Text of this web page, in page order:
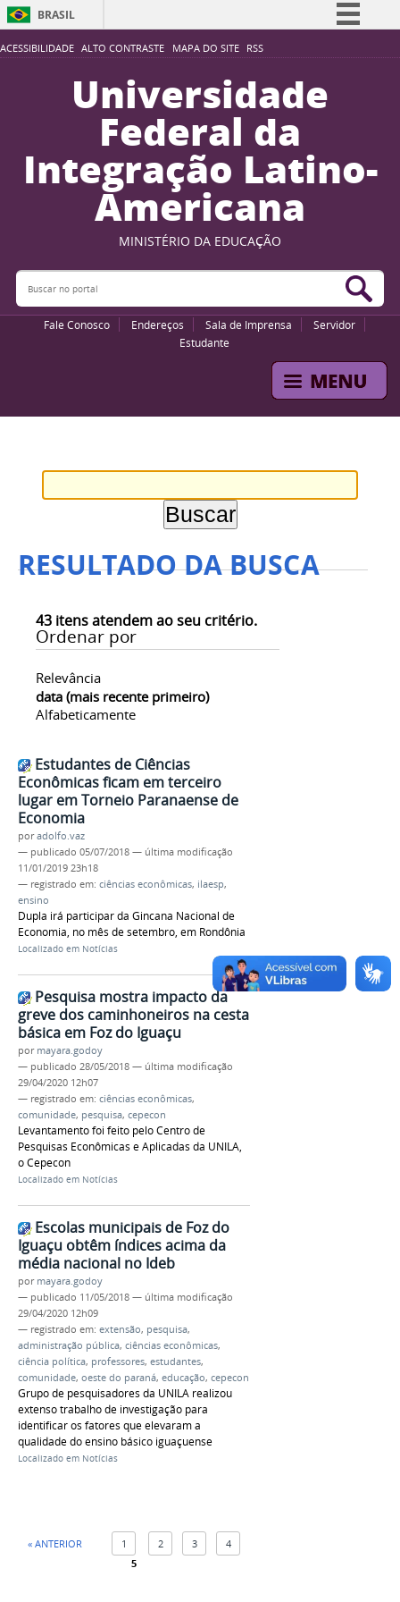
ACESSIBILIDADE ALTO CONTRASTE MAPA DO SITE RSS
BRASIL
Simplifique!
Participe
Acesso à informação
Legislação
Canais
Universidade
Federal da
Integração Latino-
Americana
MINISTÉRIO DA EDUCAÇÃO
Buscar no portal
Fale Conosco Endereços Sala de Imprensa
Servidor
Estudante
RESULTADO DA BUSCA
43 itens atendem ao seu critério.
Ordenar por
Relevância
data (mais recente primeiro)
Alfabeticamente
Estudantes de Ciências
Econômicas ficam em terceiro
lugar em Torneio Paranaense de
Economia
poradolfo.vaz
— publicado 05/07/2018 — última modificação
11/01/2019 23h18
— registrado em: ciências econômicas, ilaesp,
ensino
Dupla irá participar da Gincana Nacional de
Economia, no mês de setembro, em Rondônia
Localizado em Notícias
Pesquisa mostra impacto da
greve dos caminhoneiros na cesta
básica em Foz do Iguaçu
por mayara.godoy
— publicado 28/05/2018 — última modificação
29/04/2020 12h07
— registrado em: ciências econômicas,
comunidade, pesquisa, cepecon
Levantamento foi feito pelo Centro de
Pesquisas Econômicas e Aplicadas da UNILA,
o Cepecon
Localizado em Notícias
Escolas municipais de Foz do
Iguaçu obtêm índices acima da
média nacional no Ideb
por mayara.godoy
— publicado 11/05/2018 — última modificação
29/04/2020 12h09
— registrado em: extensão, pesquisa,
administração pública, ciências econômicas,
ciência política, professores, estudantes,
comunidade, oeste do paraná, educação, cepecon
Grupo de pesquisadores da UNILA realizou
extenso trabalho de investigação para
identificar os fatores que elevaram a
qualidade do ensino básico iguaçuense
Localizado em Notícias
« ANTERIOR 1 2 3
4
5